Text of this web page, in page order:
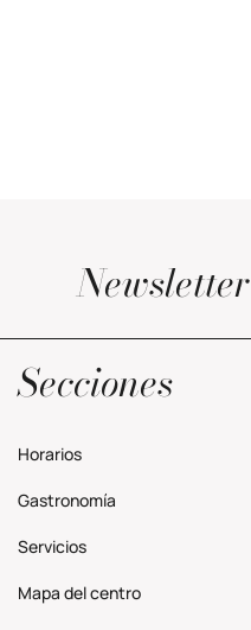
Newsletter
Secciones
Horarios
Gastronomía
Servicios
Mapa del centro